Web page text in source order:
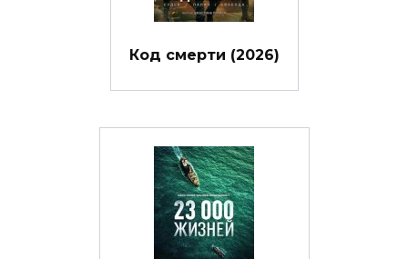
Код смерти (2026)